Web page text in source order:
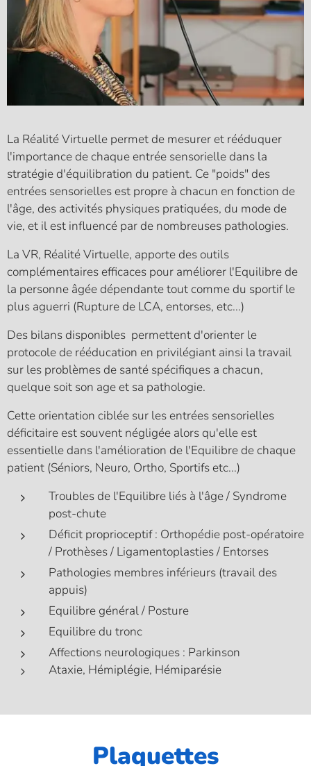
La Réalité Virtuelle permet de mesurer et rééduquer
l'importance de chaque entrée sensorielle dans la
stratégie d'équilibration du patient. Ce "poids" des
entrées sensorielles est propre à chacun en fonction de
l'âge, des activités physiques pratiquées, du mode de
vie, et il est influencé par de nombreuses pathologies.
La VR, Réalité Virtuelle, apporte des outils
complémentaires efficaces pour améliorer l'Equilibre de
la personne âgée dépendante tout comme du sportif le
plus aguerri (Rupture de LCA, entorses, etc...)
Des bilans disponibles permettent d'orienter le
protocole de rééducation en privilégiant ainsi la travail
sur les problèmes de santé spécifiques a chacun,
quelque soit son age et sa pathologie.
Cette orientation ciblée sur les entrées sensorielles
déficitaire est souvent négligée alors qu'elle est
essentielle dans l'amélioration de l'Equilibre de chaque
patient (Séniors, Neuro, Ortho, Sportifs etc...)
Troubles de l'Equilibre liés à l'âge / Syndrome
post-chute
Déficit proprioceptif : Orthopédie post-opératoire
/ Prothèses / Ligamentoplasties / Entorses
Pathologies membres inférieurs (travail des
appuis)
Equilibre général / Posture
Equilibre du tronc
Affections neurologiques : Parkinson
Ataxie, Hémiplégie, Hémiparésie
Plaquettes